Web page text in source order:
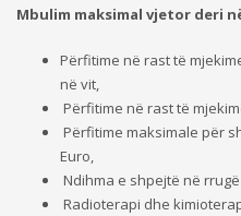
Mbulim maksimal vjetor deri
Përfitime në rast të
në vit,
Përfitime në rast të
Përfitime maksimale për
Euro,
Ndihma e shpejtë në
Radioterapi dhe